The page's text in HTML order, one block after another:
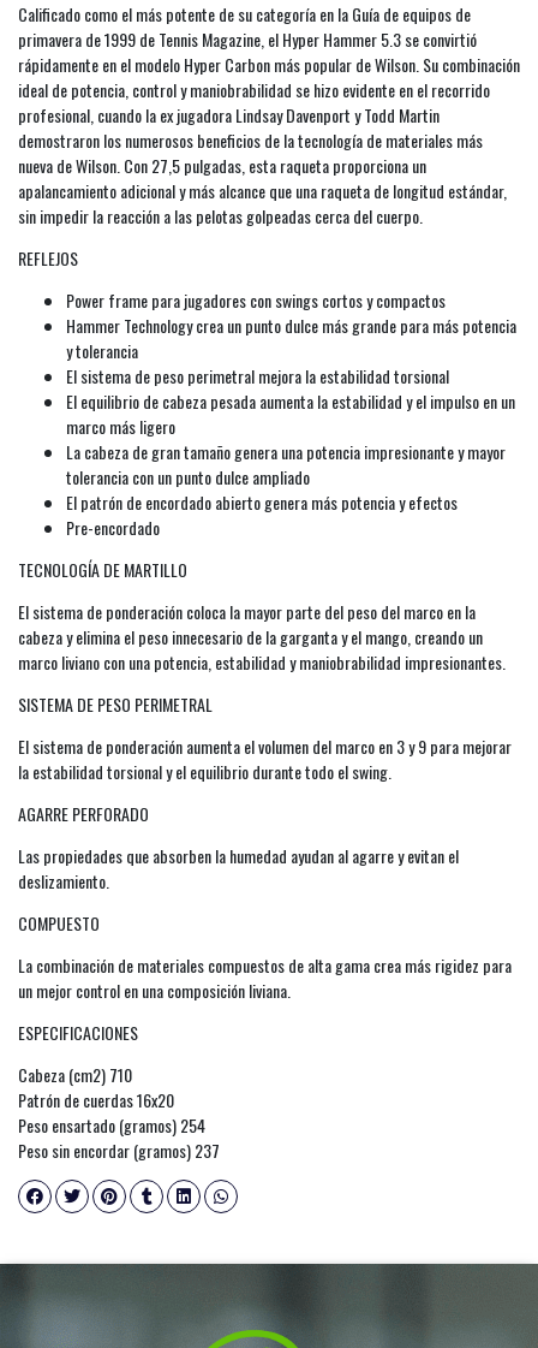
Calificado como el más potente de su categoría en la Guía de equipos de
primavera de 1999 de Tennis Magazine, el Hyper Hammer 5.3 se convirtió
rápidamente en el modelo Hyper Carbon más popular de Wilson. Su combinación
ideal de potencia, control y maniobrabilidad se hizo evidente en el recorrido
profesional, cuando la ex jugadora Lindsay Davenport y Todd Martin
demostraron los numerosos beneficios de la tecnología de materiales más
nueva de Wilson. Con 27,5 pulgadas, esta raqueta proporciona un
apalancamiento adicional y más alcance que una raqueta de longitud estándar,
sin impedir la reacción a las pelotas golpeadas cerca del cuerpo.
REFLEJOS
Power frame para jugadores con swings cortos y compactos
Hammer Technology crea un punto dulce más grande para más potencia
y tolerancia
El sistema de peso perimetral mejora la estabilidad torsional
El equilibrio de cabeza pesada aumenta la estabilidad y el impulso en un
marco más ligero
La cabeza de gran tamaño genera una potencia impresionante y mayor
tolerancia con un punto dulce ampliado
El patrón de encordado abierto genera más potencia y efectos
Pre-encordado
TECNOLOGÍA DE MARTILLO
El sistema de ponderación coloca la mayor parte del peso del marco en la
cabeza y elimina el peso innecesario de la garganta y el mango, creando un
marco liviano con una potencia, estabilidad y maniobrabilidad impresionantes.
SISTEMA DE PESO PERIMETRAL
El sistema de ponderación aumenta el volumen del marco en 3 y 9 para mejorar
la estabilidad torsional y el equilibrio durante todo el swing.
AGARRE PERFORADO
Las propiedades que absorben la humedad ayudan al agarre y evitan el
deslizamiento.
COMPUESTO
La combinación de materiales compuestos de alta gama crea más rigidez para
un mejor control en una composición liviana.
ESPECIFICACIONES
Cabeza (cm2) 710
Patrón de cuerdas 16x20
Peso ensartado (gramos) 254
Peso sin encordar (gramos) 237